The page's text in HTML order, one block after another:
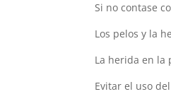
Si no contase
Los pelos y la
La herida en la
Evitar el uso